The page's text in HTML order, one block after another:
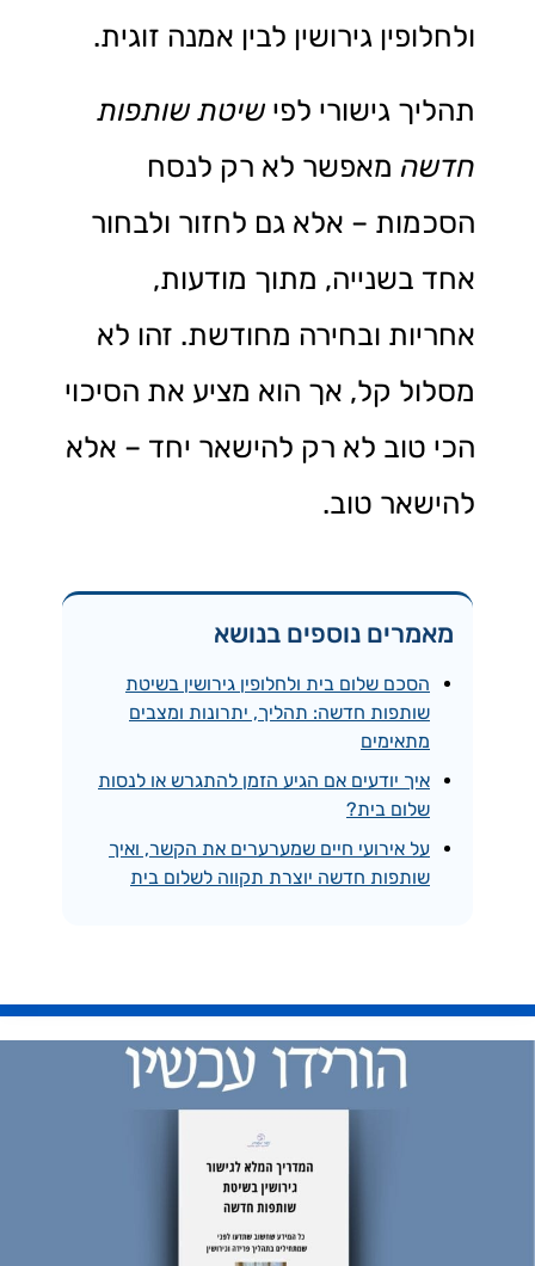
ולחלופין גירושין לבין אמנה זוגית.
תהליך גישורי לפי שיטת שותפות
חדשה מאפשר לא רק לנסח
הסכמות – אלא גם לחזור ולבחור
אחד בשנייה, מתוך מודעות,
אחריות ובחירה מחודשת. זהו לא
מסלול קל, אך הוא מציע את הסיכוי
הכי טוב לא רק להישאר יחד – אלא
להישאר טוב.
מאמרים נוספים בנושא
הסכם שלום בית ולחלופין גירושין בשיטת
שותפות חדשה: תהליך, יתרונות ומצבים
מתאימים
איך יודעים אם הגיע הזמן להתגרש או לנסות
שלום בית?
על אירועי חיים שמערערים את הקשר, ואיך
שותפות חדשה יוצרת תקווה לשלום בית